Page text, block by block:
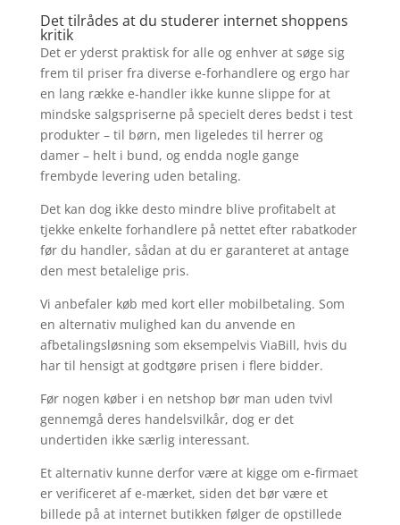
Det tilrådes at du studerer internet shoppens
kritik
Det er yderst praktisk for alle og enhver at søge sig
frem til priser fra diverse e-forhandlere og ergo har
en lang række e-handler ikke kunne slippe for at
mindske salgspriserne på specielt deres bedst i test
produkter – til børn, men ligeledes til herrer og
damer – helt i bund, og endda nogle gange
frembyde levering uden betaling.
Det kan dog ikke desto mindre blive profitabelt at
tjekke enkelte forhandlere på nettet efter rabatkoder
før du handler, sådan at du er garanteret at antage
den mest betalelige pris.
Vi anbefaler køb med kort eller mobilbetaling. Som
en alternativ mulighed kan du anvende en
afbetalingsløsning som eksempelvis ViaBill, hvis du
har til hensigt at godtgøre prisen i flere bidder.
Før nogen køber i en netshop bør man uden tvivl
gennemgå deres handelsvilkår, dog er det
undertiden ikke særlig interessant.
Et alternativ kunne derfor være at kigge om e-firmaet
er verificeret af e-mærket, siden det bør være et
billede på at internet butikken følger de opstillede